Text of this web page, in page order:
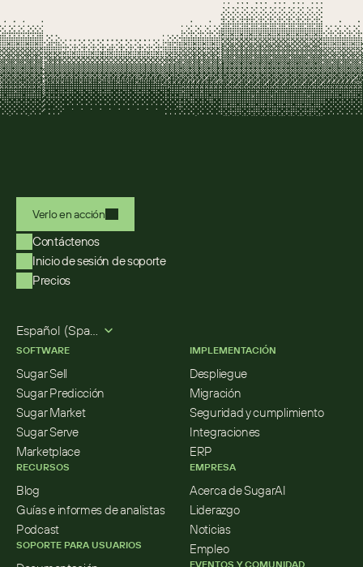
Verlo en acción
Contáctenos
Inicio de sesión de soporte
Precios
Español (Spanish)
SOFTWARE
Sugar Sell
Sugar Predicción
Sugar Market
Sugar Serve
Marketplace
RECURSOS
Blog
Guías e informes de analistas
Podcast
SOPORTE PARA USUARIOS
IMPLEMENTACIÓN
Despliegue
Migración
Seguridad y cumplimiento
Integraciones
ERP
EMPRESA
Acerca de SugarAI
Liderazgo
Noticias
Empleo
EVENTOS Y COMUNIDAD